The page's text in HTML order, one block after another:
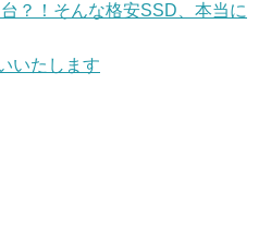
？！そんな格安SSD、本当に
いたします